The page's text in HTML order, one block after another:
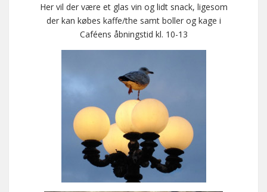
Her vil der være et glas vin og lidt snack, ligesom
der kan købes kaffe/the samt boller og kage i
Caféens åbningstid kl. 10-13